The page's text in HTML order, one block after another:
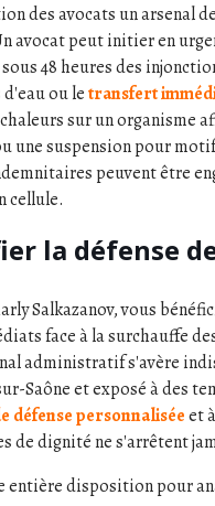
des avocats un arsenal
avocat peut initier en
48 heures des
d'eau ou letransfert
sur un
une suspension pour
peuvent être
cellule.
la défense
Salkazanov, vous
face à la surchauffe
administratif s'avère
Saône et exposé à des
défense personnaliséeet
de dignité ne s'arrêtent
entière disposition pour